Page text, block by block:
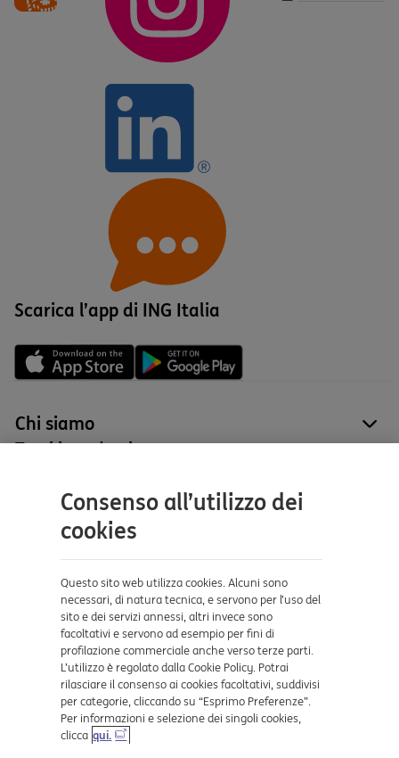
Scarica l’app di ING Italia
Chi siamo
Tutti i prodotti
Aiuto e supporto
Dove ci trovi
Certificazioni
Consenso all’utilizzo dei
cookies
Questo sito web utilizza cookies. Alcuni sono
necessari, di natura tecnica, e servono per l’uso del
sito e dei servizi annessi, altri invece sono
facoltativi e servono ad esempio per fini di
profilazione commerciale anche verso terze parti.
L’utilizzo è regolato dalla Cookie Policy. Potrai
rilasciare il consenso ai cookies facoltativi, suddivisi
per categorie, cliccando su “Esprimo Preferenze”.
Per informazioni e selezione dei singoli cookies,
clicca qui.